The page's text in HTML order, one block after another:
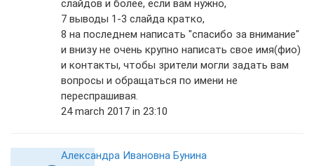
слайдов и более, если вам нужно,
7 выводы 1-3 слайда кратко,
8 на последнем написать "спасибо за внимание"
и внизу не очень крупно написать свое имя(фио)
и контакты, чтобы зрители могли задать вам
вопросы и обращаться по имени не
переспрашивая.
24 march 2017 in 23:10
Александра Ивановна Бунина